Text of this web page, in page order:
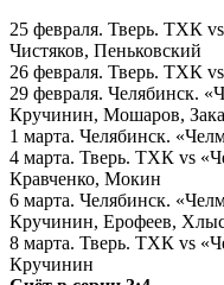
25 февраля. Тверь. ТХК
Чистяков, Пеньковский
26 февраля. Тверь. ТХК
29 февраля. Челябинск.
Кручинин, Мошаров,
1 марта. Челябинск.
4 марта. Тверь. ТХК vs
Кравченко, Мокин
6 марта. Челябинск.
Кручинин, Ерофеев,
8 марта. Тверь. ТХК vs
Кручинин